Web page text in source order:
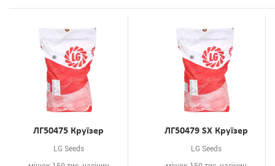
ЛГ50475 Круїзер
LG Seeds
ЛГ50479 SХ Круїзер
LG Seeds